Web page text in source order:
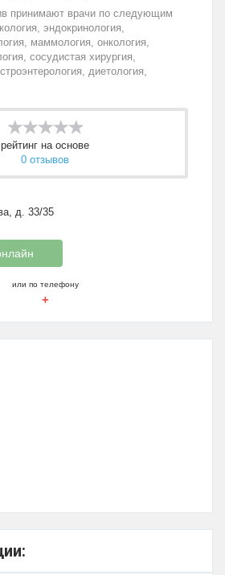
принимают врачи по следующим
эндокринология,
маммология, онкология,
сосудистая хирургия,
диетология,
рейтинг на основе
0 отзывов
д. 33/35
или по телефону
+